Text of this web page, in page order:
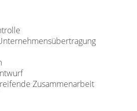
Zusammenarbeit